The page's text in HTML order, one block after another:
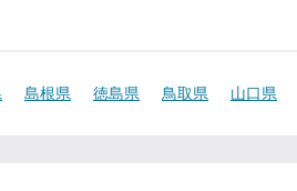
島根県 徳島県 鳥取県 山口県